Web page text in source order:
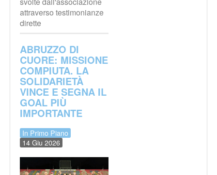
attraverso testimonianze
dirette
ABRUZZO DI
CUORE: MISSIONE
COMPIUTA. LA
SOLIDARIETÀ
VINCE E SEGNA IL
GOAL PIÙ
IMPORTANTE
In Primo Piano
14 Giu 2026